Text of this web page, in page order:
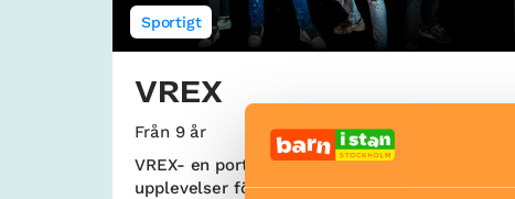
Sportigt
VREX
Från 9 år
VREX- en portal till en magisk värld av VR-
upplevelser för familjen! Dela skratt, glädje